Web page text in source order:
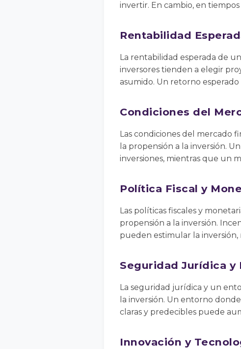
invertir. En cambio, en
Rentabilidad
La rentabilidad esperada de
inversores tienden a elegir
asumido. Un retorno
Condiciones del
Las condiciones del mercado
la propensión a la inversión.
inversiones, mientras que un
Política Fiscal y
Las políticas fiscales y
propensión a la inversión.
pueden estimular la
Seguridad Jurídica y
La seguridad jurídica y un
la inversión. Un entorno
claras y predecibles puede
Innovación y